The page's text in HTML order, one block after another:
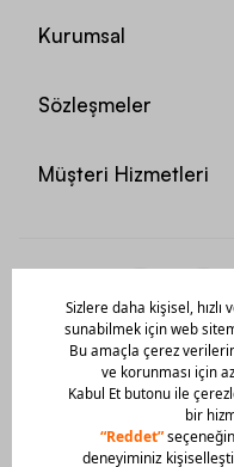
Kurumsal
Sözleşmeler
Müşteri Hizmetleri
Mobil